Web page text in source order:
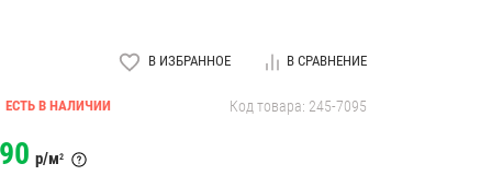
В ИЗБРАННОЕ В СРАВНЕНИЕ
ЕСТЬ В НАЛИЧИИ Код товара: 245-7095
р/м2